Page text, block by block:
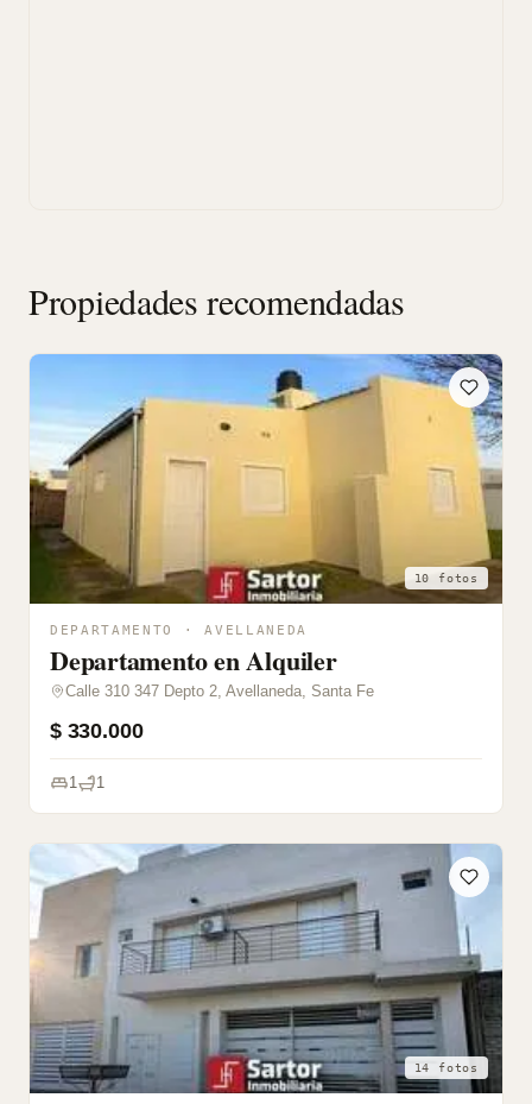
Propiedades recomendadas
10 fotos
DEPARTAMENTO · AVELLANEDA
Departamento en Alquiler
Calle 310 347 Depto 2, Avellaneda, Santa Fe
$ 330.000
1 1
14 fotos